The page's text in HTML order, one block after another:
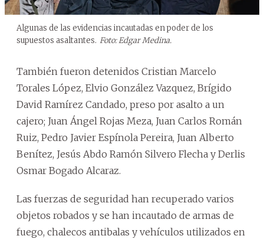
Algunas de las evidencias incautadas en poder de los
supuestos asaltantes. Foto: Edgar Medina.
También fueron detenidos Cristian Marcelo
Torales López, Elvio González Vazquez, Brígido
David Ramírez Candado, preso por asalto a un
cajero; Juan Ángel Rojas Meza, Juan Carlos Román
Ruiz, Pedro Javier Espínola Pereira, Juan Alberto
Benítez, Jesús Abdo Ramón Silvero Flecha y Derlis
Osmar Bogado Alcaraz.
Las fuerzas de seguridad han recuperado varios
objetos robados y se han incautado de armas de
fuego, chalecos antibalas y vehículos utilizados en